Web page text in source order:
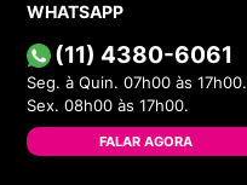
WHATSAPP
(11) 4380-6061
Seg. à Quin. 07h00 às 17h00.
Sex. 08h00 às 17h00.
FALAR AGORA